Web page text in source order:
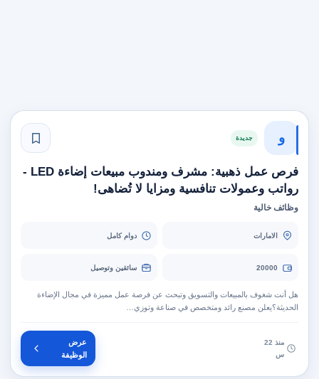
و جديدة
فرص عمل ذهبية: مشرف ومندوب مبيعات إضاءة LED -
رواتب وعمولات تنافسية ومزايا لا تُضاهى!
وظائف خالية
الامارات دوام كامل
20000 سائقين وتوصيل
هل أنت شغوف بالمبيعات والتسويق وتبحث عن فرصة عمل مميزة في مجال الإضاءة
الحديثة؟يعلن مصنع رائد ومتخصص في صناعة وتوزي…
منذ 22
س
عرض
الوظيفة